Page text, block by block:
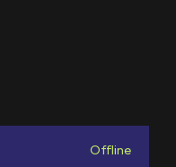
Offline